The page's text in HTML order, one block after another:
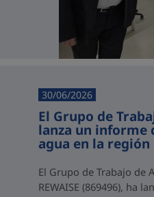
30/06/2026
El Grupo de
lanza un informe
agua en la región
El Grupo de Trabajo de
REWAISE (869496), ha